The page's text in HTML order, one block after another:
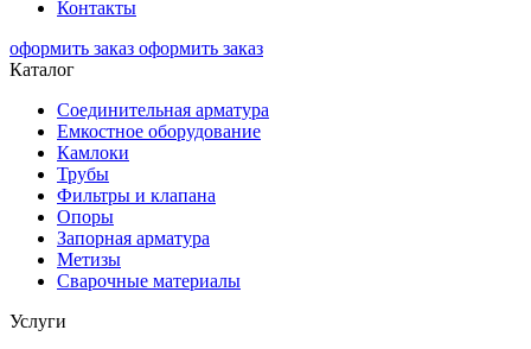
Контакты
оформить заказ оформить заказ
Каталог
Соединительная арматура
Емкостное оборудование
Камлоки
Трубы
Фильтры и клапана
Опоры
Запорная арматура
Метизы
Сварочные материалы
Услуги